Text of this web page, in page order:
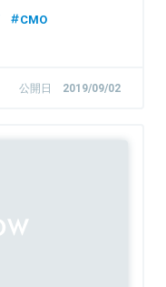
CMO
公開日 2019/09/02